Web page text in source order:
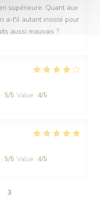
supérieure. Quant aux
a-t'il autant insisté pour
aussi mauvais ?
: 5/5 Value : 4/5
: 5/5 Value : 4/5
3